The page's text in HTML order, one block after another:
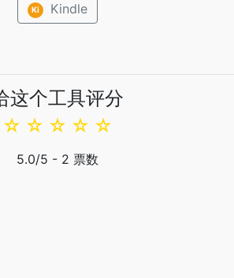
Ki Kindle
这个工具评分
☆
☆
☆
☆
☆
5.0/5 - 2 票数